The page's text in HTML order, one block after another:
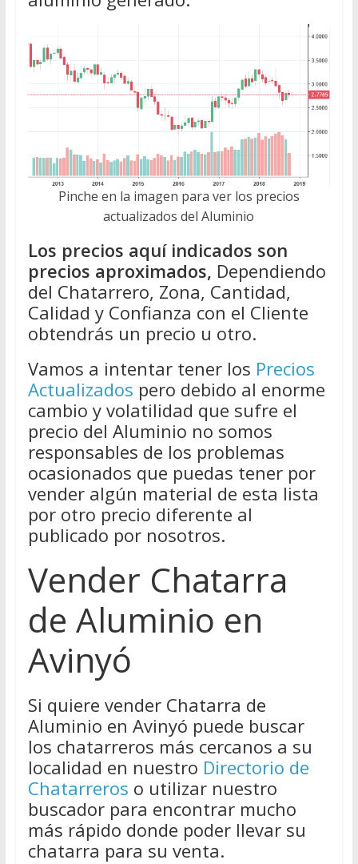
Pinche en la imagen para ver los precios
actualizados del Aluminio
Los precios aquí indicados son
precios aproximados, Dependiendo
del Chatarrero, Zona, Cantidad,
Calidad y Confianza con el Cliente
obtendrás un precio u otro.
Vamos a intentar tener los Precios
Actualizados pero debido al enorme
cambio y volatilidad que sufre el
precio del Aluminio no somos
responsables de los problemas
ocasionados que puedas tener por
vender algún material de esta lista
por otro precio diferente al
publicado por nosotros.
Vender Chatarra
de Aluminio en
Avinyó
Si quiere vender Chatarra de
Aluminio en Avinyó puede buscar
los chatarreros más cercanos a su
localidad en nuestro Directorio de
Chatarreros o utilizar nuestro
buscador para encontrar mucho
más rápido donde poder llevar su
chatarra para su venta.